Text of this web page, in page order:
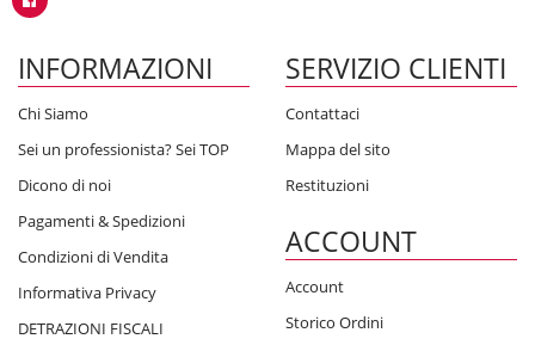
INFORMAZIONI
Chi Siamo
Sei un professionista? Sei TOP
Dicono di noi
Pagamenti & Spedizioni
Condizioni di Vendita
Informativa Privacy
DETRAZIONI FISCALI
SERVIZIO CLIENTI
Contattaci
Mappa del sito
Restituzioni
ACCOUNT
Account
Storico Ordini